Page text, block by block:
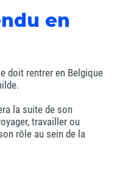
en
doit rentrer en Belgique
la suite de son
travailler ou
rôle au sein de la